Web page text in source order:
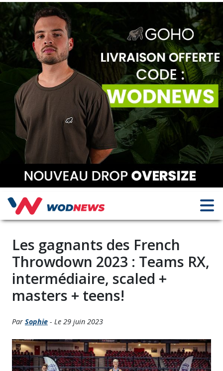
Les gagnants des French
Throwdown 2023 : Teams RX,
intermédiaire, scaled +
masters + teens!
Par Sophie - Le 29 juin 2023